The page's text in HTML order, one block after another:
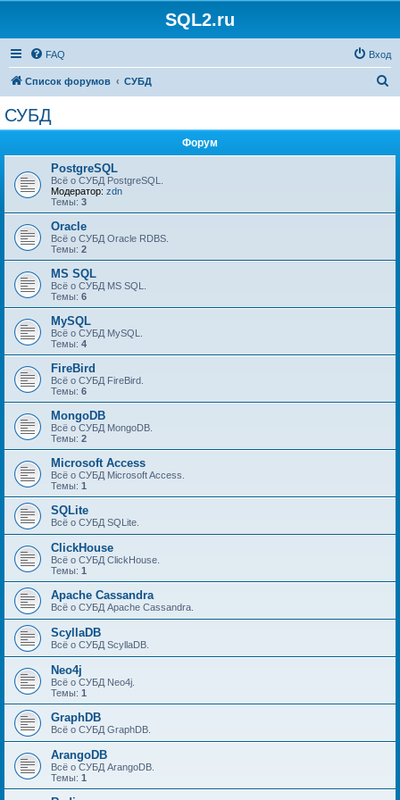
SQL2.ru
FAQ Вход
Список форумов СУБД
СУБД
Форум
PostgreSQL
Всё о СУБД PostgreSQL.
Модератор: zdn
Темы: 3
Oracle
Всё о СУБД Oracle RDBS.
Темы: 2
MS SQL
Всё о СУБД MS SQL.
Темы: 6
MySQL
Всё о СУБД MySQL.
Темы: 4
FireBird
Всё о СУБД FireBird.
Темы: 6
MongoDB
Всё о СУБД MongoDB.
Темы: 2
Microsoft Access
Всё о СУБД Microsoft Access.
Темы: 1
SQLite
Всё о СУБД SQLite.
ClickHouse
Всё о СУБД ClickHouse.
Темы: 1
Apache Cassandra
Всё о СУБД Apache Cassandra.
ScyllaDB
Всё о СУБД ScyllaDB.
Neo4j
Всё о СУБД Neo4j.
Темы: 1
GraphDB
Всё о СУБД GraphDB.
ArangoDB
Всё о СУБД ArangoDB.
Темы: 1